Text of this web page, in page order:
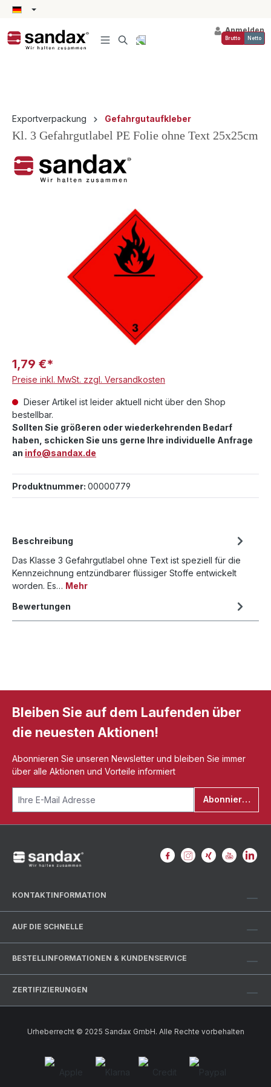
springen
Anmelden
Brutto Netto
Exportverpackung Gefahrgutaufkleber
Kl. 3 Gefahrgutlabel PE Folie ohne Text 25x25cm
1,79 €*
Preise inkl. MwSt. zzgl. Versandkosten
Dieser Artikel ist leider aktuell nicht über den Shop
bestellbar.
Sollten Sie größeren oder wiederkehrenden Bedarf
haben, schicken Sie uns gerne Ihre individuelle Anfrage
an info@sandax.de
Produktnummer: 00000779
Beschreibung
Das Klasse 3 Gefahrgutlabel ohne Text ist speziell für die
Kennzeichnung entzündbarer flüssiger Stoffe entwickelt
worden. Es… Mehr
Bewertungen
Bleiben Sie auf dem Laufenden über
die neuesten Aktionen!
Abonnieren Sie unseren Newsletter und bleiben Sie immer
über alle Aktionen und Vorteile informiert
Abonnieren
KONTAKTINFORMATION
AUF DIE SCHNELLE
BESTELLINFORMATIONEN & KUNDENSERVICE
ZERTIFIZIERUNGEN
Urheberrecht © 2025 Sandax GmbH. Alle Rechte vorbehalten